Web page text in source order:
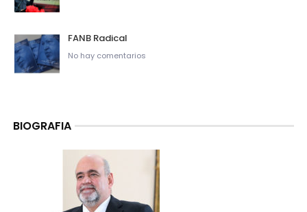
FANB Radical
No hay comentarios
BIOGRAFIA